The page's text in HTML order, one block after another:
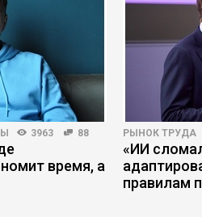
3963 88
время, а
РЫНОК ТРУДА
«ИИ
правилам